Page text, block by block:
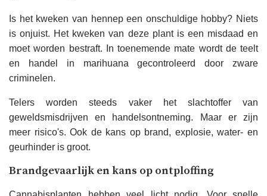
Is het kweken van hennep een onschuldige hobby? Niets
is onjuist. Het kweken van deze plant is een misdaad en
moet worden bestraft. In toenemende mate wordt de teelt
en handel in marihuana gecontroleerd door zware
criminelen.
Telers worden steeds vaker het slachtoffer van
geweldsmisdrijven en handelsontneming. Maar er zijn
meer risico's. Ook de kans op brand, explosie, water- en
geurhinder is groot.
Brandgevaarlijk en kans op ontploffing